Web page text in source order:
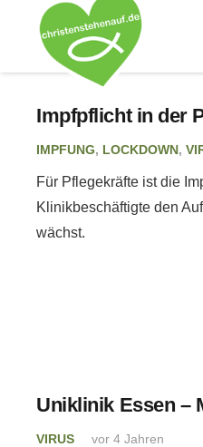
Impfpflicht in der
IMPFUNG, LOCKDOWN,
Für Pflegekräfte ist die
Klinikbeschäftigte den
wächst.
Uniklinik Essen –
VIRUS vor 4 Jahren